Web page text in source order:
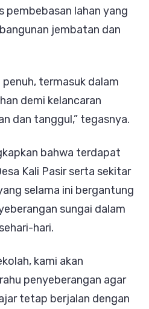
pembebasan lahan yang
jembatan dan
termasuk dalam
demi kelancaran
dan tanggul,” tegasnya.
bahwa terdapat
Kali Pasir serta sekitar
selama ini bergantung
sungai dalam
hari.
kami akan
penyeberangan agar
tetap berjalan dengan